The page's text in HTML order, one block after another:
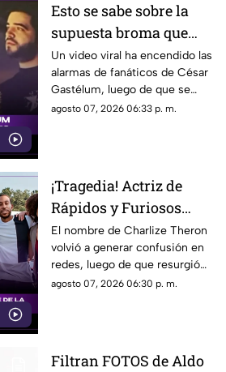
Esto se sabe sobre la
supuesta broma que
César Gastélum habría
hecho sobre su muerte
Un video viral ha encendido las
alarmas de fanáticos de César
Gastélum, luego de que se
comentara a especular que su
agosto 07, 2026 06:33 p. m.
¡Tragedia! Actriz de
Rápidos y Furiosos
vivió el PEOR momento
de su vida; esto se sabe
El nombre de Charlize Theron
volvió a generar confusión en
redes, luego de que resurgió
fue el dramático episodio
agosto 07, 2026 06:30 p. m.
Filtran FOTOS de Aldo